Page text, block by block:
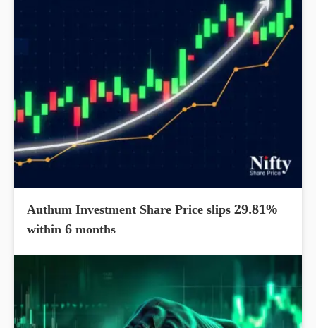
Authum Investment Share Price slips 29.81%
within 6 months